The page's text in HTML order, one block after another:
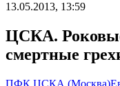
13.05.2013, 13:59
ЦСКА.
смертные
ПФК ЦСКА (Москва)